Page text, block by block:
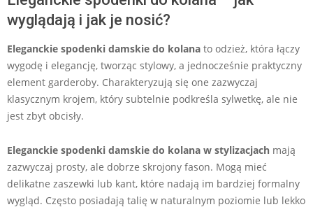
wyglądają i jak je nosić?
Eleganckie spodenki damskie do kolana to odzież, która łączy
wygodę i elegancję, tworząc stylowy, a jednocześnie praktyczny
element garderoby. Charakteryzują się one zazwyczaj
klasycznym krojem, który subtelnie podkreśla sylwetkę, ale nie
jest zbyt obcisły.
Eleganckie spodenki damskie do kolana w stylizacjach mają
zazwyczaj prosty, ale dobrze skrojony fason. Mogą mieć
delikatne zaszewki lub kant, które nadają im bardziej formalny
wygląd. Często posiadają talię w naturalnym poziomie lub lekko